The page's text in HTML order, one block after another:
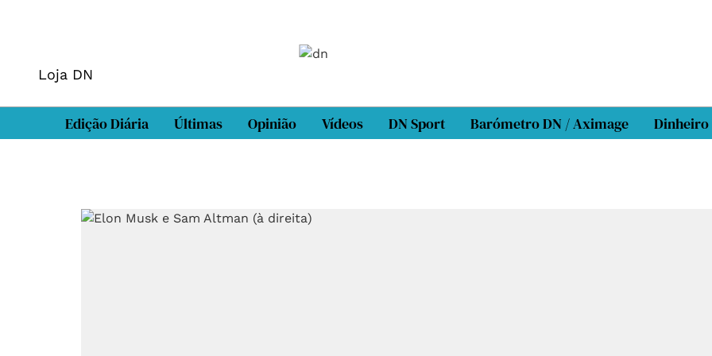
Loja DN
Edição Diária Últimas Opinião Vídeos DN Sport Barómetro DN / Aximage Dinheiro